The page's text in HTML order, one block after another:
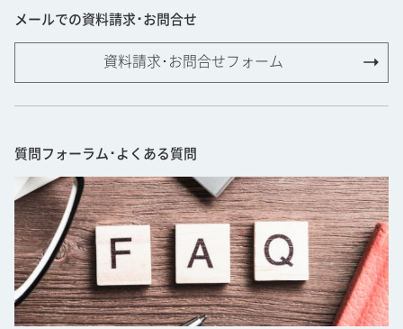
メールでの資料請求･お問合せ
資料請求･お問合せフォーム
質問フォーラム･よくある質問